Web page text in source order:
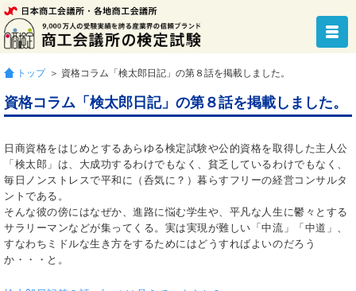
トップ ＞ 資格コラム「検太郎日記」の第８話を掲載しました。
資格コラム「検太郎日記」の第８話を掲載しました。
日商資格をはじめとするあらゆる検定試験や公的資格を取得した主人公
「検太郎」は、大成功するわけでもなく、貧乏しているわけでもなく、
毎日ノンストレスで平和に（呑気に？）暮らすフリーの経営コンサルタ
ントである。
そんな彼の傍にはなぜか、進路に悩む学生や、平凡な人生に鬱々とする
サラリーマンなどが集ってくる。実は実現が難しい「中流」「中道」、
すなわちミドルな生き方をするためにはどうすればよいのだろう
か・・・と。